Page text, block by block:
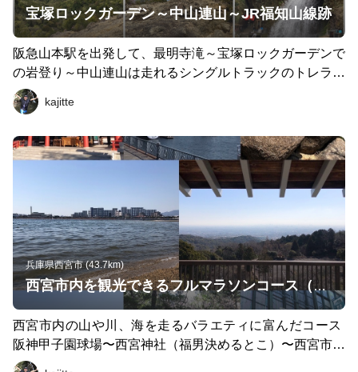
あります。その岩の間を縫うように木々に囲まれたなだら
かななトレイルが続くので初心者でも気持ち良く走ること
ができるでしょう。 スタート駅を夙川駅にして夙川沿い
に甲陽園駅に行くもよし。甲山森林公園も北山公園もいろ
んなコースを楽しめるのでアレンジし放題。ぜひお気軽に
行ってみて下さい👍
宝塚ロックガーデン～中山連山～JR福知山線跡
阪急山本駅を出発して、最明寺滝～宝塚ロックガーデンで
の岩登り～中山連山は走れるシングルトラックのトレラン
コースです。 山から降りたら、武庫川沿いに残っているJ
R福知山線跡を枕木に気を付けながら走ります。トンネル
塚駅までロードで走る19㎞のコース。 トレラン初心者に
もおススメの岩登りあり、見晴らしあり、気持ちいいトレ
イルあり、廃線跡の冒険気分ありのコースです。良ければ
どうぞ！
kajitte
兵庫県西宮市 (43.7km)
西宮市内を観光できるフルマラソンコース（トレラン有）
西宮市内の山や川、海を走るバラエティに富んだコース
阪神甲子園球場〜西宮神社（福男決めるとこ）〜西宮市役
所〜西宮ガーデンズ〜武庫川堤防（ランナー多いです）〜